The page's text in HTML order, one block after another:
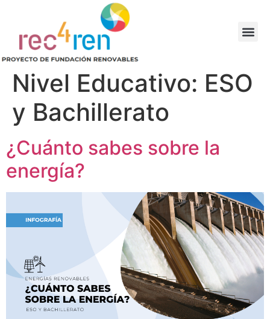
Nivel Educativo: ESO
y Bachillerato
¿Cuánto sabes sobre la
energía?